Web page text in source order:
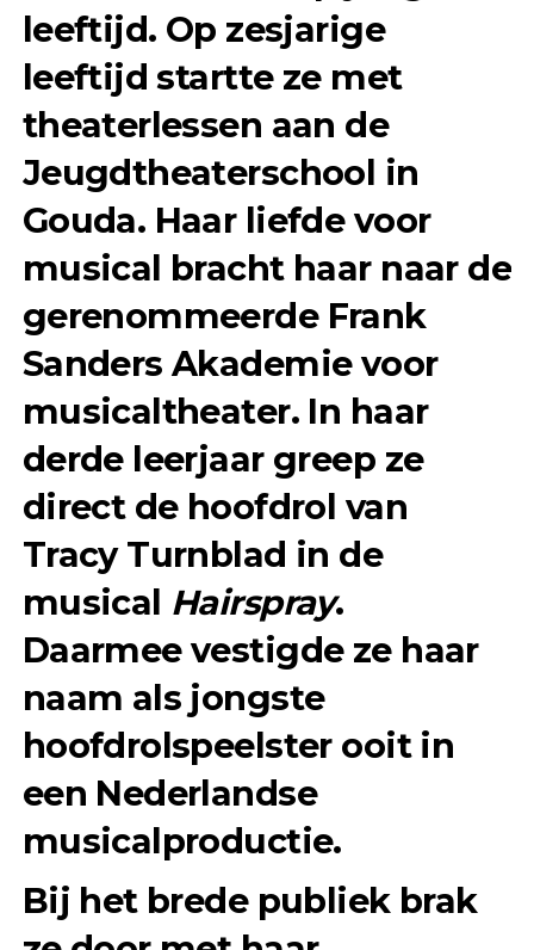
leeftijd. Op zesjarige
leeftijd startte ze met
theaterlessen aan de
Jeugdtheaterschool in
Gouda. Haar liefde voor
musical bracht haar naar de
gerenommeerde Frank
Sanders Akademie voor
musicaltheater. In haar
derde leerjaar greep ze
direct de hoofdrol van
Tracy Turnblad in de
musical Hairspray.
Daarmee vestigde ze haar
naam als jongste
hoofdrolspeelster ooit in
een Nederlandse
musicalproductie.
Bij het brede publiek brak